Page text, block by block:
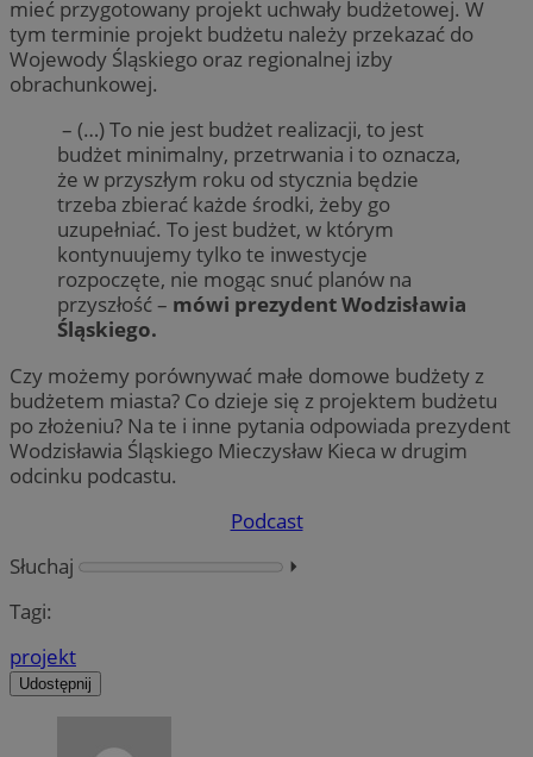
mieć przygotowany projekt uchwały budżetowej. W
tym terminie projekt budżetu należy przekazać do
Wojewody Śląskiego oraz regionalnej izby
obrachunkowej.
– (…) To nie jest budżet realizacji, to jest
budżet minimalny, przetrwania i to oznacza,
że w przyszłym roku od stycznia będzie
trzeba zbierać każde środki, żeby go
uzupełniać. To jest budżet, w którym
kontynuujemy tylko te inwestycje
rozpoczęte, nie mogąc snuć planów na
przyszłość – mówi prezydent Wodzisławia
Śląskiego.
Czy możemy porównywać małe domowe budżety z
budżetem miasta? Co dzieje się z projektem budżetu
po złożeniu? Na te i inne pytania odpowiada prezydent
Wodzisławia Śląskiego Mieczysław Kieca w drugim
odcinku podcastu.
Podcast
Słuchaj
⏵︎
Tagi:
projekt
Udostępnij